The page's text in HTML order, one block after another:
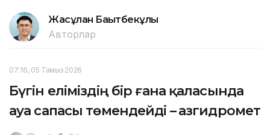
Жасұлан Бақытбекұлы
Авторлар
07:16, 05 Тамыз 2026
Бүгін еліміздің бір ғана қаласында
ауа сапасы төмендейді – Қазгидромет